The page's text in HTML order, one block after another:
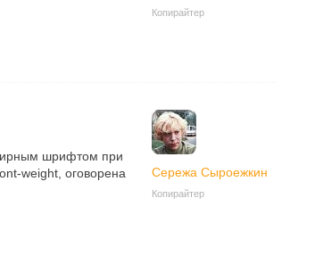
Копирайтер
шрифтом при
weight, оговорена
Сережа Сыроежкин
Копирайтер